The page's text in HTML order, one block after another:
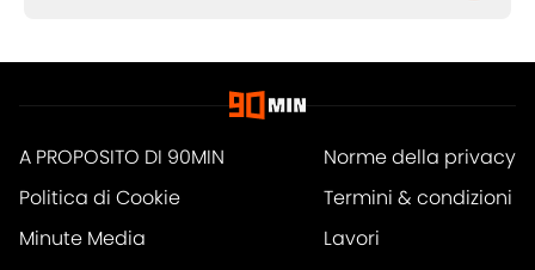
A PROPOSITO DI 90MIN
Norme della privacy
Politica di Cookie
Termini & condizioni
Minute Media
Lavori